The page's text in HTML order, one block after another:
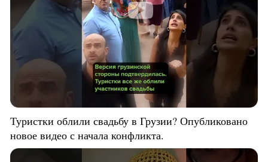
Туристки облили свадьбу в Грузии? Опубликовано
новое видео с начала конфликта.